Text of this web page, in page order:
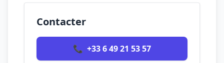
Contacter
📞 +33 6 49 21 53 57